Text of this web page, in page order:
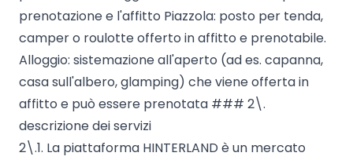
prenotazione e l'affitto Piazzola: posto per tenda,
camper o roulotte offerto in affitto e prenotabile.
Alloggio: sistemazione all'aperto (ad es. capanna,
casa sull'albero, glamping) che viene offerta in
affitto e può essere prenotata ### 2\.
descrizione dei servizi
2\.1. La piattaforma HINTERLAND è un mercato